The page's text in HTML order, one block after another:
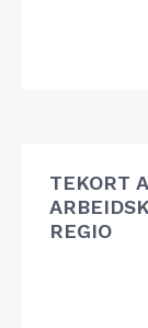
TEKORT
REGIO